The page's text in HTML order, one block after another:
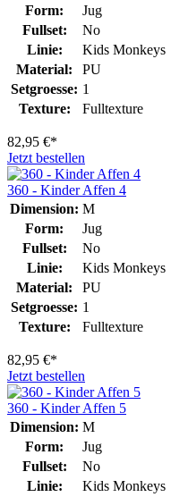
Form:
Jug
Fullset:
No
Linie:
Kids Monkeys
Material:
PU
Setgroesse: 1
Texture:
Fulltexture
82,95 €*
Jetzt bestellen
360 - Kinder Affen 4
Dimension: M
Form:
Jug
Fullset:
No
Linie:
Kids Monkeys
Material:
PU
Setgroesse: 1
Texture:
Fulltexture
82,95 €*
Jetzt bestellen
360 - Kinder Affen 5
Dimension: M
Form:
Jug
Fullset:
No
Linie:
Kids Monkeys